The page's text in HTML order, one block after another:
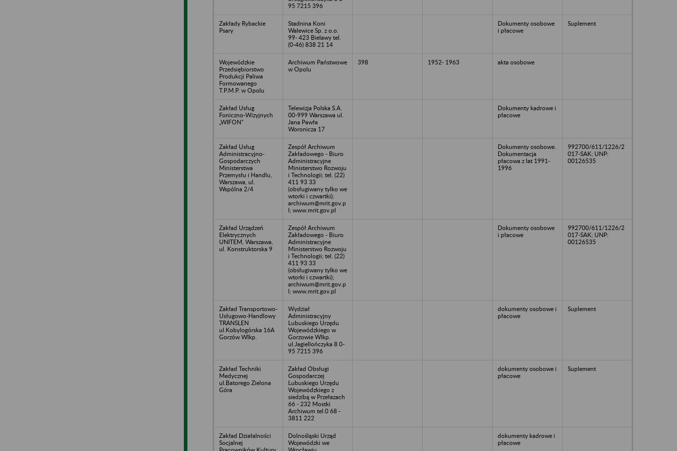
95 7215 396
Zakłady Rybackie
Psary
Stadnina Koni
Walewice Sp. z o.o.
99- 423 Bielawy tel.
(0-46) 838 21 14
Dokumenty osobowe
i płacowe
Suplement
Wojewódzkie
Przedsiębiorstwo
Produkcji Paliwa
Formowanego
T.P.M.P. w Opolu
Archiwum Państwowe
w Opolu
398 1952- 1963 akta osobowe
Zakład Usług
Foniczno-Wizyjnych
„WIFON”
Telewizja Polska S.A.
00-999 Warszawa ul.
Jana Pawła
Woronicza 17
Dokumenty kadrowe i
płacowe
Zakład Usług
Administracyjno-
Gospodarczych
Ministerstwa
Przemysłu i Handlu,
Warszawa, ul.
Wspólna 2/4
Zespół Archiwum
Zakładowego - Biuro
Administracyjne
Ministerstwo Rozwoju
i Technologii; tel. (22)
411 93 33
(obsługiwany tylko we
wtorki i czwartki);
archiwum@mrit.gov.p
l; www.mrit.gov.pl
Dokumenty osobowe.
Dokumentacja
płacowa z lat 1991-
1996
992700/611/1226/2
017-SAK; UNP:
00126535
Zakład Urządzeń
Elektrycznych
UNITEM, Warszawa,
ul. Konstruktorska 9
Zespół Archiwum
Zakładowego - Biuro
Administracyjne
Ministerstwo Rozwoju
i Technologii; tel. (22)
411 93 33
(obsługiwany tylko we
wtorki i czwartki);
archiwum@mrit.gov.p
l; www.mrit.gov.pl
Dokumenty osobowe
i płacowe
992700/611/1226/2
017-SAK; UNP:
00126535
Zakład Transportowo-
Usługowo-Handlowy
TRANSLEN
ul.Kobylogórska 16A
Gorzów Wlkp.
Wydział
Administracyjny
Lubuskiego Urzędu
Wojewódzkiego w
Gorzowie Wlkp.
ul.Jagiellończyka 8 0-
95 7215 396
dokumenty osobowe i
płacowe
Suplement
Zakład Techniki
Medycznej
ul.Batorego Zielona
Góra
Zakład Obsługi
Gospodarczej
Lubuskiego Urzędu
Wojewódzkiego z
siedzibą w Przełazach
66 - 232 Mostki
Archiwum tel.0 68 -
3811 222
dokumenty osobowe i
płacowe
Suplement
Zakład Działalności
Socjalnej
Dolnośląski Urząd
Wojewódzki we
dokumenty kadrowe i
płacowe